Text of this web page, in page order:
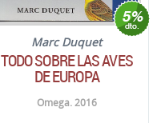
Marc Duquet
TODO SOBRE LAS AVES
DE EUROPA
Omega. 2016